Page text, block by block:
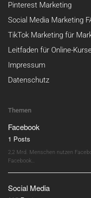
Pinterest Marketing
Social Media Marketing
TikTok Marketing für
Leitfaden für Online-
Impressum
Datenschutz
Themen
Facebook
1 Posts
2,2 Mrd. Menschen nutzen
Facebook…
Social Media